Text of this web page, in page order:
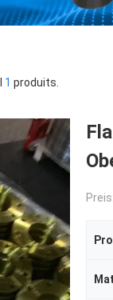
1 produits.
Preis: